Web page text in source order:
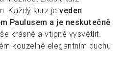
Každý kurz jeveden
Paulusem a je neskutečně
krásně a vtipně vysvětlit.
kouzelně elegantním duchu